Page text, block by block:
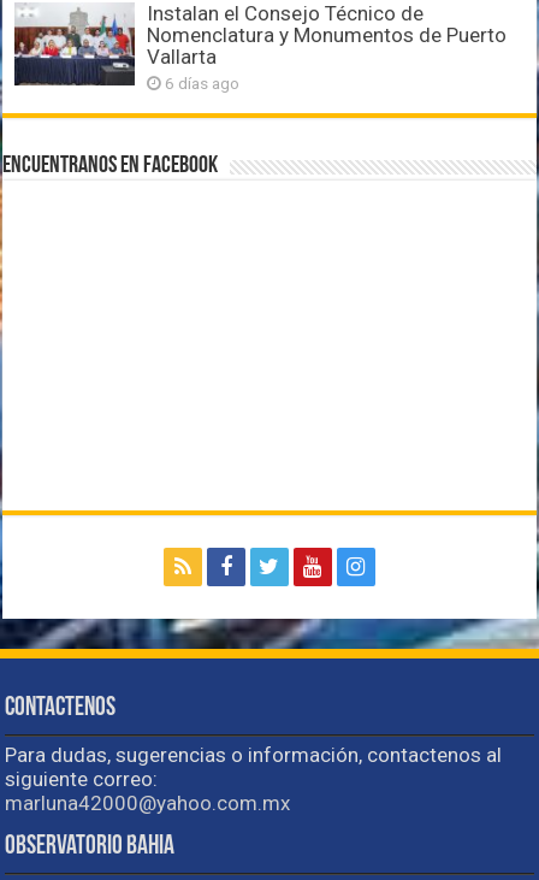
Instalan el Consejo Técnico de
Nomenclatura y Monumentos de Puerto
Vallarta
6 días ago
Encuentranos en Facebook
Contactenos
Para dudas, sugerencias o información, contactenos al
siguiente correo:
marluna42000@yahoo.com.mx
Observatorio Bahia